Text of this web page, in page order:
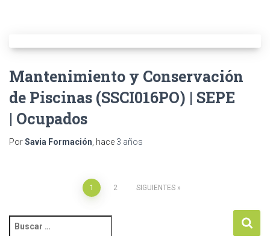
Mantenimiento y Conservación
de Piscinas (SSCI016PO) | SEPE
| Ocupados
PorSavia Formación , hace 3 años
1 2 SIGUIENTES